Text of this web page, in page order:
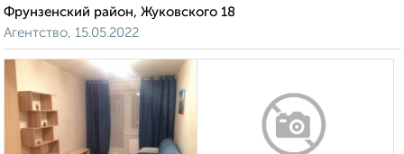
Фрунзенский район, Жуковского 18
Агентство, 15.05.2022